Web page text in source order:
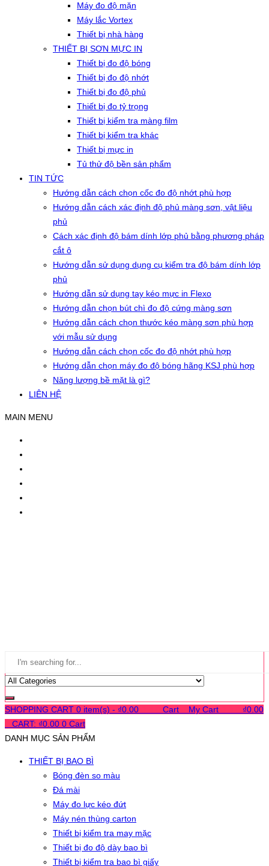
Máy đo độ mặn
Máy lắc Vortex
Thiết bị nhà hàng
THIẾT BỊ SƠN MỰC IN
Thiết bị đo độ bóng
Thiết bị đo độ nhớt
Thiết bị đo độ phủ
Thiết bị đo tỷ trọng
Thiết bị kiểm tra màng film
Thiết bị kiểm tra khác
Thiết bị mực in
Tủ thử độ bền sản phẩm
TIN TỨC
Hướng dẫn cách chọn cốc đo độ nhớt phù hợp
Hướng dẫn cách xác định độ phủ màng sơn, vật liệu
phủ
Cách xác định độ bám dính lớp phủ bằng phương pháp
cắt ô
Hướng dẫn sử dụng dụng cụ kiểm tra độ bám dính lớp
phủ
Hướng dẫn sử dụng tay kéo mực in Flexo
Hướng dẫn chọn bút chì đo độ cứng màng sơn
Hướng dẫn cách chọn thước kéo màng sơn phù hợp
với mẫu sử dụng
Hướng dẫn cách chọn cốc đo độ nhớt phù hợp
Hướng dẫn chọn máy đo độ bóng hãng KSJ phù hợp
Năng lượng bề mặt là gì?
LIÊN HỆ
MAIN MENU
SHOPPING CART 0 item(s) - ₫0.00 Cart My Cart ₫0.00
CART: ₫0.00 0 Cart
DANH MỤC SẢN PHẨM
THIẾT BỊ BAO BÌ
Bóng đèn so màu
Đá mài
Máy đo lực kéo đứt
Máy nén thùng carton
Thiết bị kiểm tra may mặc
Thiết bị đo độ dày bao bì
Thiết bị kiểm tra bao bì giấy